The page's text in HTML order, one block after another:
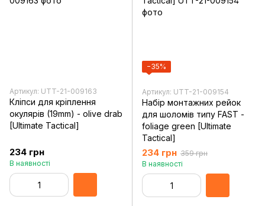
Артикул: UTT-21-009163
Кліпси для кріплення
окулярів (19mm) - olive drab
[Ultimate Tactical]
234 грн
В наявності
−35%
Артикул: UTT-21-009154
Набір монтажних рейок
для шоломів типу FAST -
foliage green [Ultimate
Tactical]
234 грн 359 грн
В наявності